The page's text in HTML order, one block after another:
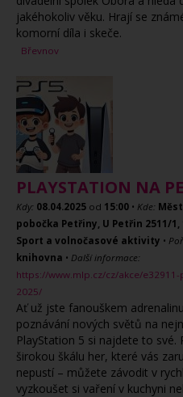
jakéhokoliv věku. Hrají se
komorní díla i skeče.
Břevnov
PLAYSTATION NA
Kdy: 08.04.2025 od 15:00 • Kde:
pobočka Petřiny, U Petřin 2511/1,
Sport a volnočasové aktivity •
knihovna • Další informace:
https://www.mlp.cz/cz/akce/
2025/
Ať už jste fanouškem
poznávání nových světů na
PlayStation 5 si najdete to své.
širokou škálu her, které vás
nepustí – můžete závodit v
vyzkoušet si vaření v kuchyni